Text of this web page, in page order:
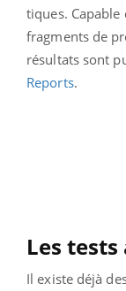
tiques.
fragments de
résultats sont
Reports.
Les
Il existe déjà